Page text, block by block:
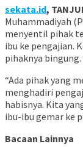
sekata.id,
Muhammadiyah
menyentil pihak
ibu ke pengajian.
pihaknya bingung.
“Ada pihak yang
menghadiri
habisnya. Kita
ibu-ibu gemar ke
Bacaan Lainnya